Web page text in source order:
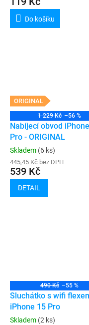
Do košíku
ORIGINAL
1 229 Kč –56 %
Nabíjecí obvod
Pro - ORIGINAL
Skladem (6 ks)
445,45 Kč bez DPH
539 Kč
DETAIL
490 Kč –55 %
Sluchátko s wifi
iPhone 15 Pro
Skladem (2 ks)